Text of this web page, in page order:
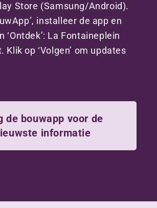
Store (Samsung/Android).
installeer de app en
‘Ontdek’: La Fontaineplein
Klik op ‘Volgen’ om updates
de bouwapp voor de
informatie